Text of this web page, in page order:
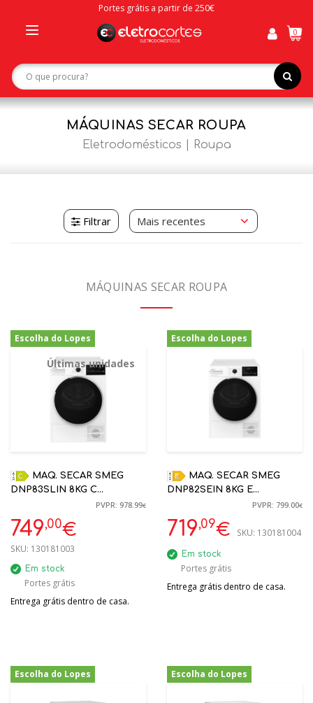
Portes grátis a partir de 250€
navigation
0
MÁQUINAS SECAR ROUPA
Eletrodomésticos Roupa
Filtrar
MÁQUINAS SECAR ROUPA
Escolha do Lopes
Últimas unidades
-23%
DNP83SLIN 8KG C
STEAMENERGY BOMBA
CALOR BRANCO
PVPR: 978.99€
749,00€
SKU: 130181003
Em stock
Portes grátis
Entrega grátis dentro de casa.
Escolha do Lopes
-10%
DNP82SEIN 8KG E
STEAMENERGY BOMBA
CALOR BRANCO
PVPR: 799.00€
719,09€ SKU: 130181004
Em stock
Portes grátis
Entrega grátis dentro de casa.
Escolha do Lopes Escolha do Lopes